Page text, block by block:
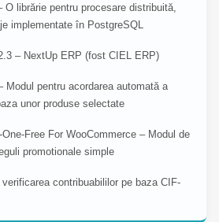
librărie pentru procesare distribuită,
implementate în PostgreSQL
– NextUp ERP (fost CIEL ERP)
Modul pentru acordarea automată a
unor produse selectate
Free For WooCommerce – Modul de
promotionale simple
contribuabililor pe baza CIF-